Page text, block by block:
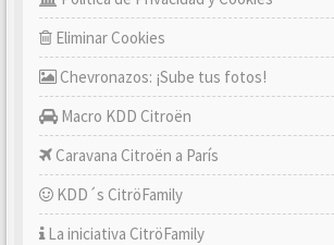
Eliminar Cookies
Chevronazos: ¡Sube tus fotos!
Macro KDD Citroën
Caravana Citroën a París
KDD´s CitröFamily
La iniciativa CitröFamily